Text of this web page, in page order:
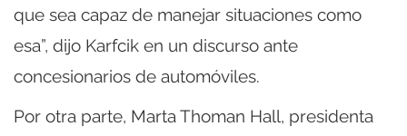
que sea capaz de manejar situaciones como
esa”, dijo Karfcik en un discurso ante
concesionarios de automóviles.
Por otra parte, Marta Thoman Hall, presidenta